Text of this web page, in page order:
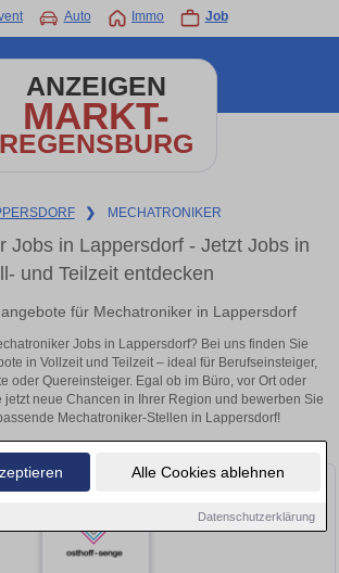
Alle Cookies ablehnen
Datenschutzerklärung
Auto Immo Job
ANZEIGEN
MARKT-
REGENSBURG
❯ MECHATRONIKER
Jobs in Lappersdorf - Jetzt Jobs in
und Teilzeit entdecken
für Mechatroniker in Lappersdorf
Jobs in Lappersdorf? Bei uns finden Sie
in Vollzeit und Teilzeit – ideal für Berufseinsteiger,
oder Quereinsteiger. Egal ob im Büro, vor Ort oder
jetzt neue Chancen in Ihrer Region und bewerben Sie
Mechatroniker-Stellen in Lappersdorf!